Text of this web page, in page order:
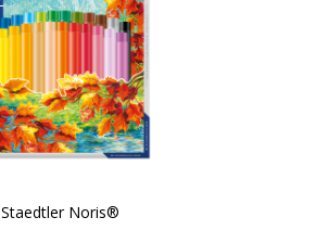
Staedtler Noris®